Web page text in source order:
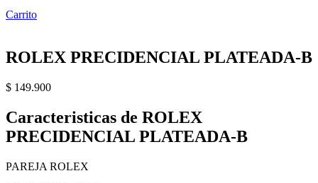
Carrito
ROLEX PRECIDENCIAL PLATEADA-B
$ 149.900
Caracteristicas de ROLEX
PRECIDENCIAL PLATEADA-B
PAREJA ROLEX